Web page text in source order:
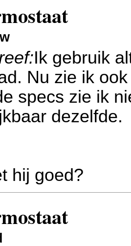
Ik gebruik
Nu zie ik
specs zie ik
dezelfde.
hij goed?